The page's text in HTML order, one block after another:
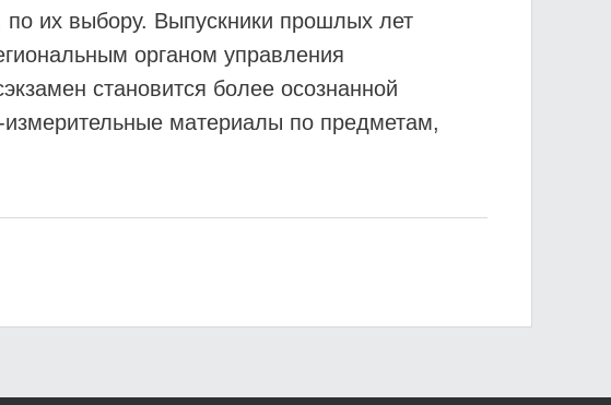
их выбору. Выпускники прошлых лет
органом управления
становится более осознанной
материалы по предметам,